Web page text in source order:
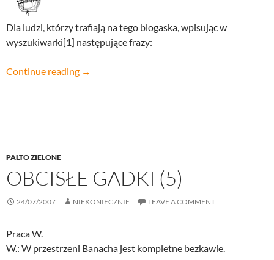
Dla ludzi, którzy trafiają na tego blogaska, wpisując w
wyszukiwarki[1] następujące frazy:
Continue reading szukajcie, a znajdziecie
→
PALTO ZIELONE
OBCISŁE GADKI (5)
24/07/2007 NIEKONIECZNIE LEAVE A COMMENT
Praca W.
W.: W przestrzeni Banacha jest kompletne bezkawie.